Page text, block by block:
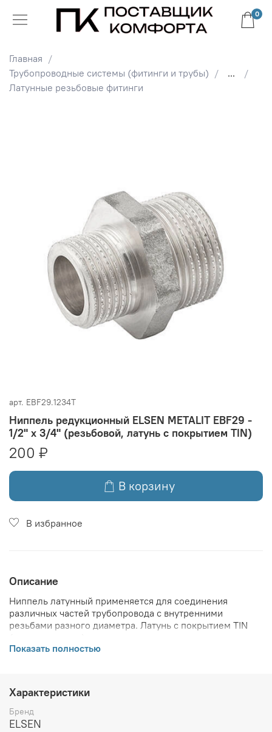
0
Главная
Трубопроводные системы (фитинги и трубы)
...
Латунные резьбовые фитинги
арт. EBF29.1234T
Ниппель редукционный ELSEN METALIT EBF29 -
1/2" x 3/4" (резьбовой, латунь с покрытием TIN)
200 ₽
В корзину
В избранное
Описание
Ниппель латунный применяется для соединения
различных частей трубопровода с внутренними
резьбами разного диаметра. Латунь с покрытием TIN
и основываются на последних доступных сведениях от
производителя. Производитель оставляет за собой
право в любой момент без обязательного извещения
Показать полностью
Характеристики
Бренд
ELSEN